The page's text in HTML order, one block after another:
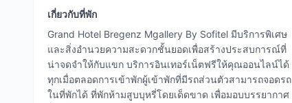
เกี่ยวกับที่พัก
Grand Hotel Bregenz Mgallery By Sofitel มีบริการพิเศษ
และสิ่งอำนวยความสะดวกชั้นยอดเพื่อสร้างประสบการณ์ที่
น่าจดจำให้กับแขก บริการอินเทอร์เน็ตฟรีให้คุณออนไลน์ได้
ทุกเมื่อตลอดการเข้าพักผู้เข้าพักที่มีรถส่วนตัวสามารถจอดรถ
ในที่พักได้ ที่พักห้ามสูบบุหรี่โดยเด็ดขาด เพื่อมอบบรรยากาศ